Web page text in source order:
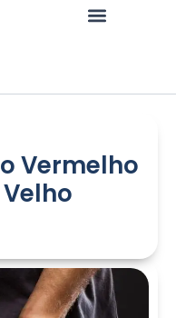
Vermelho